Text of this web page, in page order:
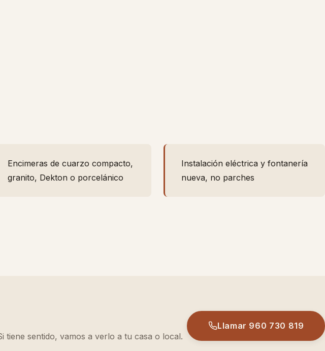
Encimeras de cuarzo compacto,
granito, Dekton o porcelánico
Instalación eléctrica y fontanería
nueva, no parches
sentido, vamos a verlo a tu casa o local.
Llamar 960 730 819